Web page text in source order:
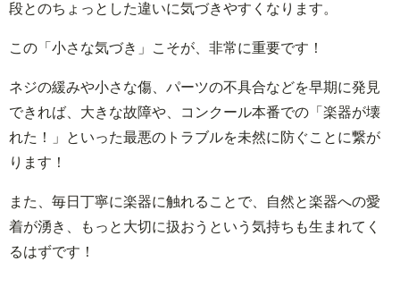
段とのちょっとした違いに気づきやすくなります。
この「小さな気づき」こそが、非常に重要です！
ネジの緩みや小さな傷、パーツの不具合などを早期に発見
できれば、大きな故障や、コンクール本番での「楽器が壊
れた！」といった最悪のトラブルを未然に防ぐことに繋が
ります！
また、毎日丁寧に楽器に触れることで、自然と楽器への愛
着が湧き、もっと大切に扱おうという気持ちも生まれてく
るはずです！